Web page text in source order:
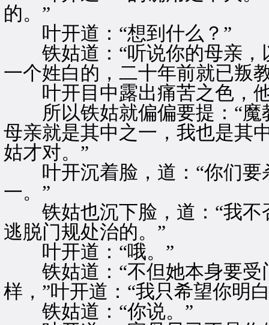
的。”
叶开道：“想到什么？”
铁姑道：“听说你的母亲，
一个姓白的，二十年前就已叛
叶开目中露出痛苦之色，他
所以铁姑就偏偏要提：“魔
母亲就是其中之一，我也是其
姑才对。”
叶开沉着脸，道：“你们要
一。”
铁姑也沉下脸，道：“我不
逃脱门规处治的。”
叶开道：“哦。”
铁姑道：“不但她本身要受
样，”叶开道：“我只希望你明
铁姑道：“你说。”